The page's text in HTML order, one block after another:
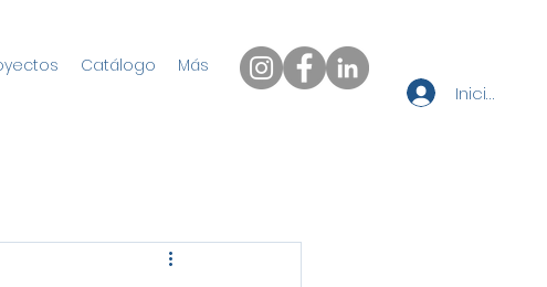
Catálogo Más
Iniciar